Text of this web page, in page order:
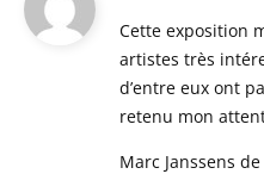
Cette exposition
artistes très
d’entre eux ont
retenu mon
Marc Janssens